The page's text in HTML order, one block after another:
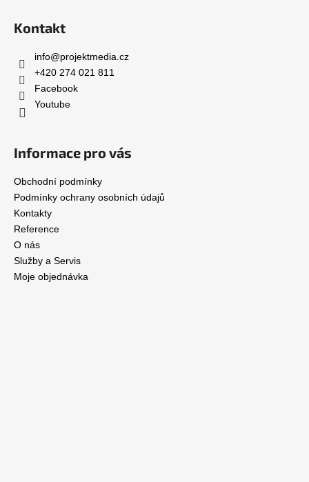
Kontakt
info@projektmedia.cz
+420 274 021 811
Facebook
Youtube
Informace pro vás
Obchodní podmínky
Podmínky ochrany osobních údajů
Kontakty
Reference
O nás
Služby a Servis
Moje objednávka